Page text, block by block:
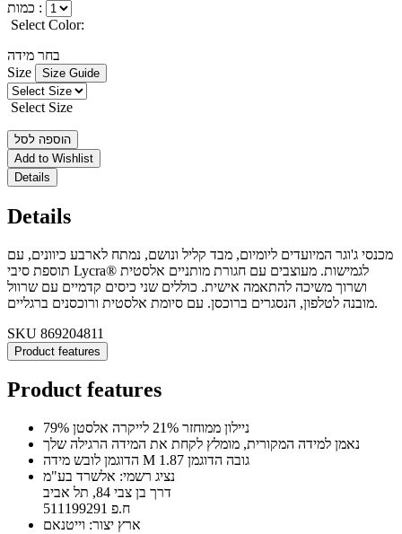
כמות :
Select Color:
בחר מידה
Size
Size Guide
Select Size
הוספה לסל
Add to Wishlist
Details
Details
מכנסי ג'וגר המיועדים ליומיום, מבד קליל ונושם, נמתח לארבע כיוונים, עם
תוספת סיבי ‎Lycra®‎ לגמישות. מעוצבים עם חגורת מותניים אלסטית
ושרוך משיכה להתאמה אישית. כוללים שני כיסים קדמיים עם שרוול
מובנה לטלפון, הנסגרים ברוכסן. עם סיומת אלסטית ורוכסנים ברגליים.
SKU 869204811
Product features
Product features
79% ניילון ממוחזר 21% לייקרה אלסטן
נאמן למידה המקורית, מומלץ לקחת את המידה הרגילה שלך
הדוגמן לובש מידה M גובה הדוגמן 1.87
נציג רשמי: אלשרד בע"מ
דרך בן צבי 84, תל אביב
ח.פ 511199291
ארץ יצור: וייטנאם